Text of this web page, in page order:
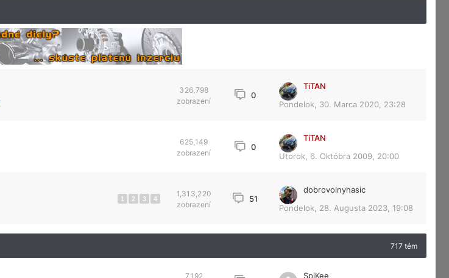
326,798
zobrazení
0
TiTAN
Pondelok, 30. Marca 2020, 23:28
625,149
zobrazení
0
TiTAN
Utorok, 6. Októbra 2009, 20:00
1 2 3 4
1,313,220
zobrazení
51
dobrovolnyhasic
Pondelok, 28. Augusta 2023, 19:08
717 tém
7,192
SpiKee